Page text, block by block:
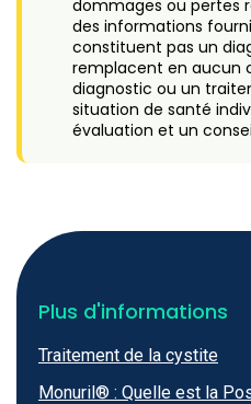
dommages ou pertes
des informations
constituent pas un
remplacent en aucun
diagnostic ou un
situation de santé
évaluation et un
Plus d'informations
Traitement de la cystite
Monuril® : Quelle est la